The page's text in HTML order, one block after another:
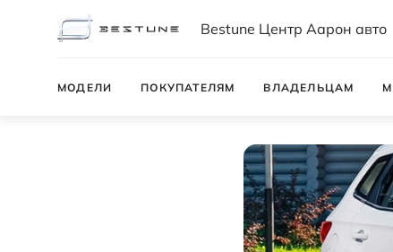
Bestune Центр Аарон авто
МОДЕЛИ ПОКУПАТЕЛЯМ ВЛАДЕЛЬЦАМ